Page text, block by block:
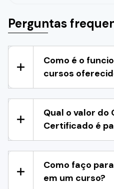
Perguntas
Como é o
cursos
Qual o valor do
Certificado é
Como faço
em um curso?